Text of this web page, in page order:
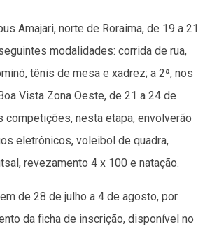
Amajari, norte de Roraima, de 19 a 21
modalidades: corrida de rua,
tênis de mesa e xadrez; a 2ª, nos
Vista Zona Oeste, de 21 a 24 de
competições, nesta etapa, envolverão
eletrônicos, voleibol de quadra,
revezamento 4 x 100 e natação.
de 28 de julho a 4 de agosto, por
da ficha de inscrição, disponível no